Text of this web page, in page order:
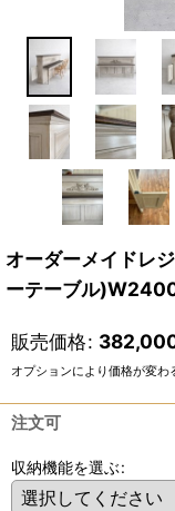
オーダーメイドレ
ーテーブル
販売価格:
オプションにより価格が変わ
注文可
収納機能を選ぶ: